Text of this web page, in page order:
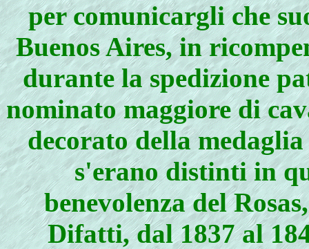
per comunicargli che
Buenos Aires, in
durante la spedizione
nominato maggiore di
decorato della
s'erano distinti in
benevolenza del
Difatti, dal 1837 al